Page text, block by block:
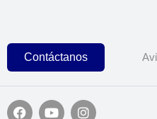
Contáctanos